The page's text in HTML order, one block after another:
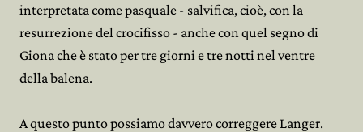
interpretata come pasquale - salvifica, cioè, con la
resurrezione del crocifisso - anche con quel segno di
Giona che è stato per tre giorni e tre notti nel ventre
della balena.
A questo punto possiamo davvero correggere Langer.